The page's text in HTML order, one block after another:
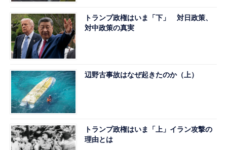
トランプ政権はいま「下」 対日政策、
対中政策の真実
辺野古事故はなぜ起きたのか（上）
トランプ政権はいま「上」イラン攻撃の
理由とは